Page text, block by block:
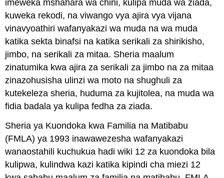
imeweka mshahara wa chini, kulipa muda wa ziada,
kuweka rekodi, na viwango vya ajira vya vijana
vinavyoathiri wafanyakazi wa muda na wa muda
katika sekta binafsi na katika serikali za shirikisho,
jimbo, na serikali za mitaa. Sheria maalum
zinatumika kwa ajira za serikali za jimbo na za mitaa
zinazohusisha ulinzi wa moto na shughuli za
kutekeleza sheria, huduma za kujitolea, na muda wa
fidia badala ya kulipa fedha za ziada.
Sheria ya Kuondoka kwa Familia na Matibabu
(FMLA) ya 1993 inawawezesha wafanyakazi
wanaostahili kuchukua hadi wiki 12 za kuondoka bila
kulipwa, kulindwa kazi katika kipindi cha miezi 12